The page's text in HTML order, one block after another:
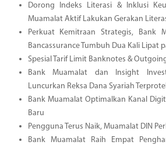
Dorong Indeks Literasi & Inklusi
Muamalat Aktif Lakukan Gerakan
Perkuat Kemitraan Strategis, Bank
Bancassurance Tumbuh Dua Kali Lipat
Spesial Tarif Limit Banknotes &
Bank Muamalat dan Insight
Luncurkan Reksa Dana Syariah
Bank Muamalat Optimalkan Kanal
Baru
Pengguna Terus Naik, Muamalat DIN
Bank Muamalat Raih Empat